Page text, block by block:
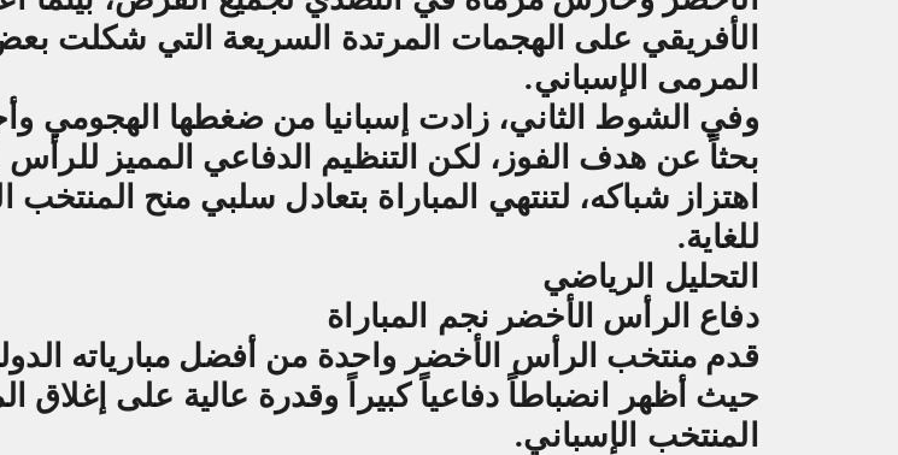
الأفريقي على الهجمات المرتدة السريعة التي شكلت
المرمى الإسباني.
وفي الشوط الثاني، زادت إسبانيا من ضغطها الهجومي
بحثاً عن هدف الفوز، لكن التنظيم الدفاعي المميز
اهتزاز شباكه، لتنتهي المباراة بتعادل سلبي منح المنتخب
للغاية.
التحليل الرياضي
دفاع الرأس الأخضر نجم المباراة
قدم منتخب الرأس الأخضر واحدة من أفضل مبارياته
حيث أظهر انضباطاً دفاعياً كبيراً وقدرة عالية على إغلاق
المنتخب الإسباني.